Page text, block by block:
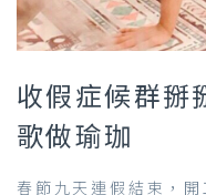
收假症候群掰
歌做瑜珈
春節九天連假結束，